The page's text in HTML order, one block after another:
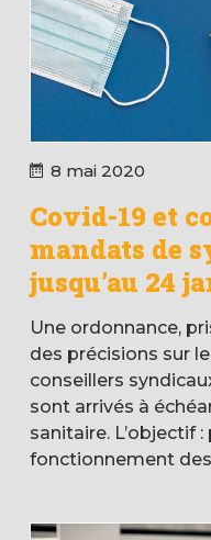
8 mai 2020
Covid-19 et
mandats de
jusqu’au 24
Une ordonnance,
des précisions sur
conseillers
sont arrivés à
sanitaire. L’objectif
fonctionnement